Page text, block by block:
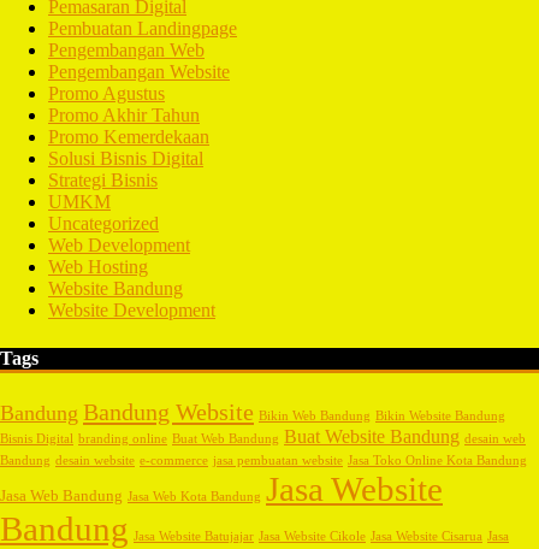
Pemasaran Digital
Pembuatan Landingpage
Pengembangan Web
Pengembangan Website
Promo Agustus
Promo Akhir Tahun
Promo Kemerdekaan
Solusi Bisnis Digital
Strategi Bisnis
UMKM
Uncategorized
Web Development
Web Hosting
Website Bandung
Website Development
Tags
Bandung Bandung Website Bikin Web Bandung Bikin Website Bandung
Bisnis Digital branding online Buat Web Bandung Buat Website Bandung desain web
Bandung desain website e-commerce jasa pembuatan website Jasa Toko Online Kota Bandung
Jasa Web Bandung Jasa Web Kota Bandung Jasa Website
Bandung Jasa Website Batujajar Jasa Website Cikole Jasa Website Cisarua Jasa